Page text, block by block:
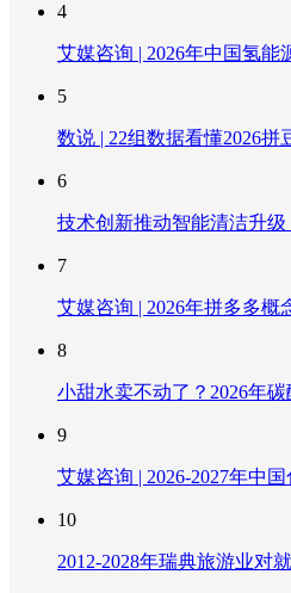
4
艾媒咨询 | 2026年中国氢
5
数说 | 22组数据看懂2026拼
6
技术创新推动智能清洁升
7
艾媒咨询 | 2026年拼多多
8
小甜水卖不动了？2026年
9
艾媒咨询 | 2026-2027年中
10
2012-2028年瑞典旅游业对